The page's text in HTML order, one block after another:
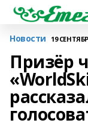
Новости 19
Призёр